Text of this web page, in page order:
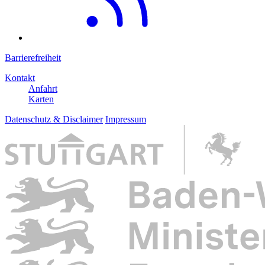
Barrierefreiheit
Kontakt
Anfahrt
Karten
Datenschutz & Disclaimer Impressum